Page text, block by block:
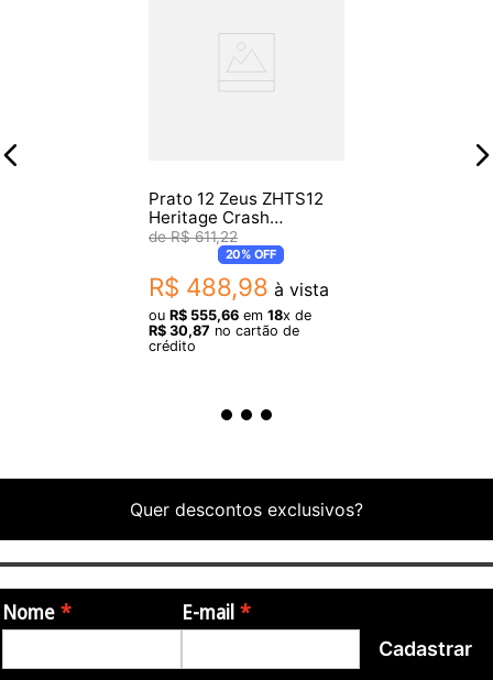
Prato 12 Zeus ZHTS12
Heritage Crash
Handmade
R$ 611,22
20%OFF
R$ 488,98 à vista
ou R$ 555,66 em 18x de
R$ 30,87 no cartão de
crédito
Quer descontos exclusivos?
Nome E-mail
Cadastrar